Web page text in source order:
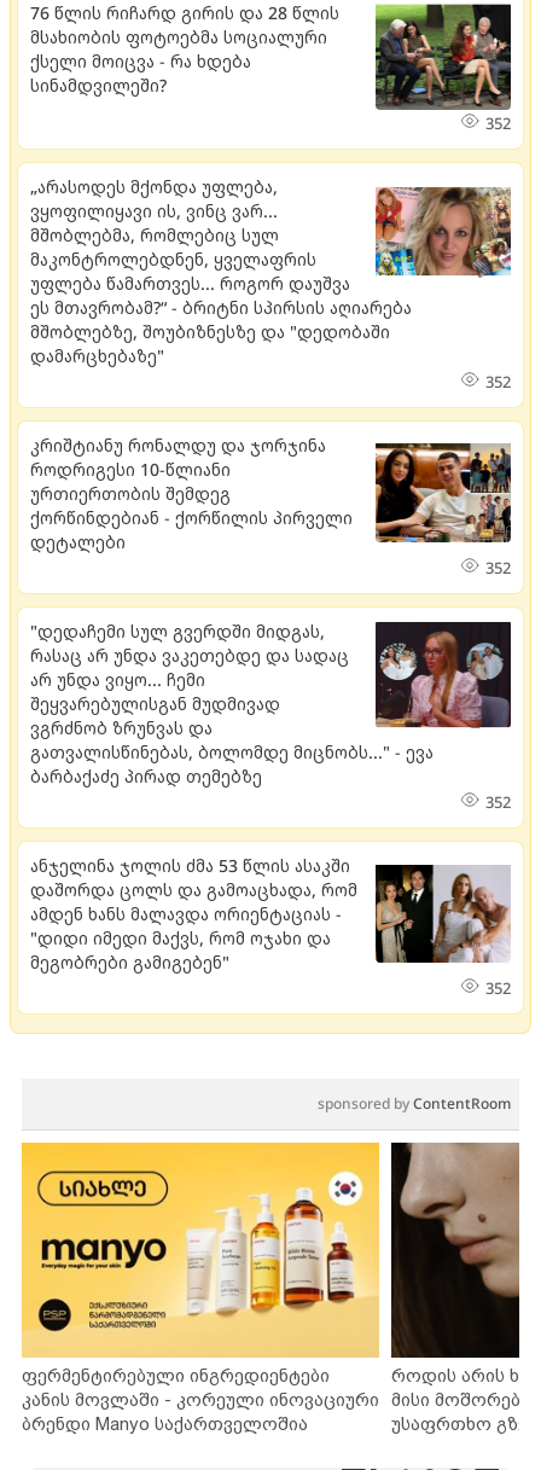
76 წლის რიჩარდ გირის და 28 წლის
მსახიობის ფოტოებმა სოციალური
ქსელი მოიცვა - რა ხდება
სინამდვილეში?
352
„არასოდეს მქონდა უფლება,
ვყოფილიყავი ის, ვინც ვარ...
მშობლებმა, რომლებიც სულ
მაკონტროლებდნენ, ყველაფრის
უფლება წამართვეს... როგორ დაუშვა
ეს მთავრობამ?“ - ბრიტნი სპირსის აღიარება
მშობლებზე, შოუბიზნესზე და "დედობაში
დამარცხებაზე"
352
კრიშტიანუ რონალდუ და ჯორჯინა
როდრიგესი 10-წლიანი
ურთიერთობის შემდეგ
ქორწინდებიან - ქორწილის პირველი
დეტალები
352
"დედაჩემი სულ გვერდში მიდგას,
რასაც არ უნდა ვაკეთებდე და სადაც
არ უნდა ვიყო... ჩემი
შეყვარებულისგან მუდმივად
ვგრძნობ ზრუნვას და
გათვალისწინებას, ბოლომდე მიცნობს..." - ევა
ბარბაქაძე პირად თემებზე
352
ანჯელინა ჯოლის ძმა 53 წლის ასაკში
დაშორდა ცოლს და გამოაცხადა, რომ
ამდენ ხანს მალავდა ორიენტაციას -
"დიდი იმედი მაქვს, რომ ოჯახი და
მეგობრები გამიგებენ"
352
sponsored byContentRoom
ფერმენტირებული ინგრედიენტები
კანის მოვლაში - კორეული ინოვაციური
ბრენდი Manyo საქართველოშია
როდის არის
მისი
უსაფრთხო